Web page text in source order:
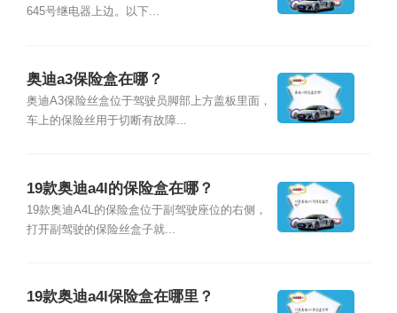
645号继电器上边。以下...
奥迪a3保险盒在哪？
奥迪A3保险丝盒位于驾驶员脚部上方盖板里面，
车上的保险丝用于切断有故障...
19款奥迪a4l的保险盒在哪？
19款奥迪A4L的保险盒位于副驾驶座位的右侧，
打开副驾驶的保险丝盒子就...
19款奥迪a4l保险盒在哪里？